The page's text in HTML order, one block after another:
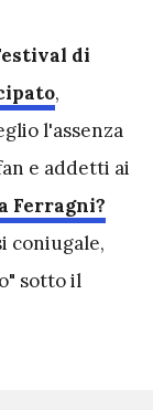
di
,
l'assenza
e addetti ai
Ferragni?
coniugale,
sotto il